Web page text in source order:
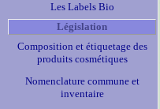
Les Labels Bio
Législation
Composition et étiquetage des
produits cosmétiques
Nomenclature commune et
inventaire